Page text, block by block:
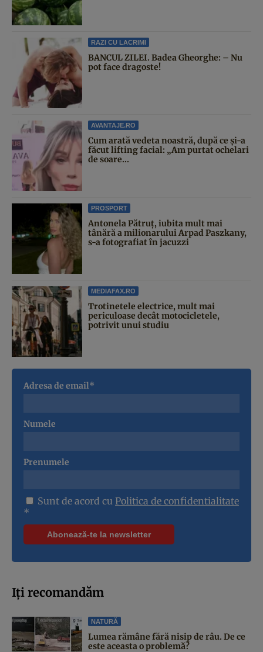
RAZI CU LACRIMI
BANCUL ZILEI. Badea Gheorghe: – Nu
pot face dragoste!
AVANTAJE.RO
Cum arată vedeta noastră, după ce și-a
făcut lifting facial: „Am purtat ochelari
de soare...
PROSPORT
Antonela Pătruț, iubita mult mai
tânără a milionarului Arpad Paszkany,
s-a fotografiat în jacuzzi
MEDIAFAX.RO
Trotinetele electrice, mult mai
periculoase decât motocicletele,
potrivit unui studiu
Adresa de email*
Numele
Prenumele
Sunt de acord cu Politica de confidentialitate
*
Iți recomandăm
NATURĂ
Lumea rămâne fără nisip de râu. De ce
este aceasta o problemă?